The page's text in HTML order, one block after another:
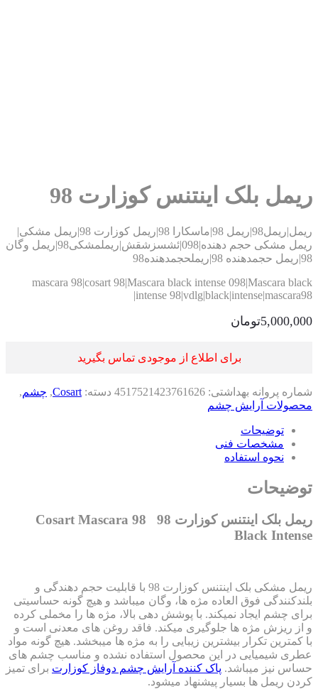
بلک اینتنس کوزارت 98
ریمل|ریمل98|ریمل 98|ماسکارا 98|ریمل کوزارت 98|ریمل مشکی|
ریمل مشکی حجم دهنده|098|ئشسزشقش|ریملمشکی98|ریمل وگان
mascara 98|cosart 98|Mascara black intense 098|Mascara
intense
تومان
برای اطلاع از موجودی تماس بگیرید
پروانه بهداشتی:4517521423761626 دسته:Cosart
,چشم,
آرایش چشم
توضیحات
مشخصات فنی
نحوه استفاده
ریمل بلک اینتنس کوزارت 98 Cosart Mascara 98
Black
ریمل مشکی بلک اینتنس کوزارت 98 با قابلیت حجم دهندگی و
فوق العاده مژه ها، وگان میباشد و هیچ گونه حساسیتی
چشم ایجاد نمیکند. با پوشش دهی بالا، مژه ها را مخملی کرده
ریزش مژه ها جلوگیری میکند. فاقد روغن های معدنی است و
کمترین تکرار بیشترین زیبایی را به مژه ها میبخشد. هیچ گونه مواد
شیمیایی در این محصول استفاده نشده و مناسب چشم های
نیز میباشد.پاک کننده آرایش چشم دوفاز کوزارت برای تمیز
ریمل ها بسیار پیشنهاد میشود.